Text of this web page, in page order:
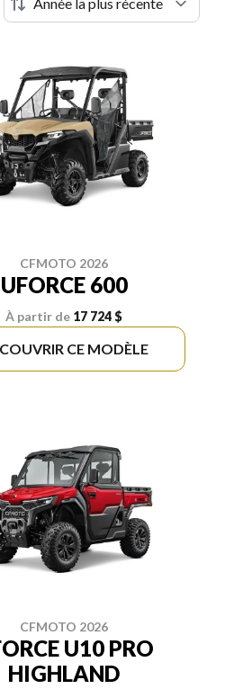
CFMOTO 2026
UFORCE 600
À partir de 17 724 $
CE MODÈLE
CFMOTO 2026
U10 PRO
HIGHLAND